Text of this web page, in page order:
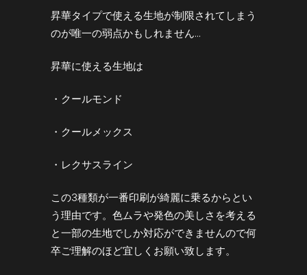
昇華タイプで使える生地が制限されてしまう
のが唯一の弱点かもしれません…
昇華に使える生地は
・クールモンド
・クールメックス
・レクサスライン
この3種類が一番印刷が綺麗に乗るからとい
う理由です。色ムラや発色の美しさを考える
と一部の生地でしか対応ができませんので何
卒ご理解のほど宜しくお願い致します。